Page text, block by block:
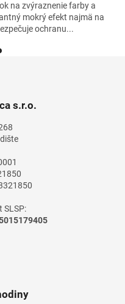
na zvýraznenie farby a
mokrý efekt najmä na
ochranu...
s.r.o.
SLSP: